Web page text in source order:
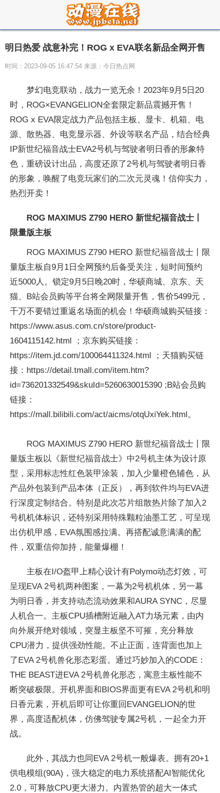
明日热爱 战意补完！ROG x EVA联名新品全网开售
时间：2023-09-05 16:47:54 来源：今日热点网
梦幻电竞联动，战力一览无余！2023年9月5日20
时，ROG×EVANGELION全套限定新品震撼开售！
ROG x EVA限定战力产品包括主板、显卡、机箱、电
源、散热器、电竞显示器、外设等联名产品，结合经典
IP新世纪福音战士EVA2号机与驾驶者明日香的形象特
色，重磅设计出品，高度还原了2号机与驾驶者明日香
的形象，唤醒了电竞玩家们的二次元灵魂！信仰实力，
热烈开卖！
ROG MAXIMUS Z790 HERO 新世纪福音战士丨
限量版主板
ROG MAXIMUS Z790 HERO 新世纪福音战士丨限
量版主板自9月1日全网预约后备受关注，短时间预约
近5000人。锁定9月5日晚20时，华硕商城、京东、天
猫、B站会员购等平台将全网限量开售，售价5499元，
千万不要错过重返名场面的机会！华硕商城购买链接：
https://www.asus.com.cn/store/product-
1604115142.html ；京东购买链接：
https://item.jd.com/100064411324.html ；天猫购买链
接：https://detail.tmall.com/item.htm?
id=736201332549&skuId=5260630015390 ;B站会员购
链接：
https://mall.bilibili.com/act/aicms/otqUxiYek.html。
ROG MAXIMUS Z790 HERO 新世纪福音战士丨限
量版主板以《新世纪福音战士》中2号机主体为设计原
型，采用标志性红色装甲涂装，加入少量橙色辅色，从
产品外包装到产品本体（正反），再到软件均与EVA进
行深度定制结合。特别是此次芯片组散热片除了加入2
号机机体标识，还特别采用特殊颗粒油墨工艺，可呈现
出仿机甲感， EVA氛围感拉满。再搭配诚意满满的配
件，双重信仰加持，能量爆棚！
主板在I/O盔甲上精心设计有Polymo动态灯效，可
呈现EVA 2号机两种图案，一幕为2号机机体，另一幕
为明日香，并支持动态流动效果和AURA SYNC，尽显
人机合一。主板CPU插槽附近融入AT力场元素，由内
向外展开绝对领域，突显主板坚不可摧，充分释放
CPU潜力，提供强劲性能。不止正面，连背面也加上
了EVA 2号机兽化形态彩蛋。通过巧妙加入的CODE：
THE BEAST进EVA 2号机兽化形态，寓意主板性能不
断突破极限。开机界面和BIOS界面更有EVA 2号机和明
日香元素，开机后即可让你重回 EVANGELION的世
界，高度适配机体，仿佛驾驶专属2号机，一起全力开
战。
此外，其战力也同 EVA 2号机一般爆表。拥有20+1
供电模组(90A)，强大稳定的电力系统搭配AI智能优化
2.0，可释放CPU更大潜力。内置热管的超大一体式